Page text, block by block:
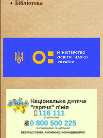
Бібліотека